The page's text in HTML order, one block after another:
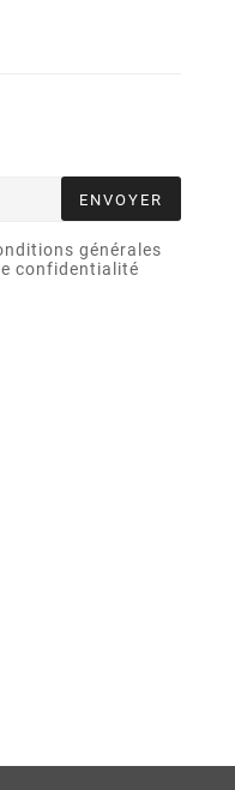
ENVOYER
générales
confidentialité